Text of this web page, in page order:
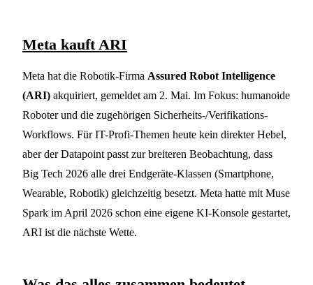
Meta kauft ARI
Meta hat die Robotik-Firma Assured Robot Intelligence
(ARI) akquiriert, gemeldet am 2. Mai. Im Fokus: humanoide
Roboter und die zugehörigen Sicherheits-/Verifikations-
Workflows. Für IT-Profi-Themen heute kein direkter Hebel,
aber der Datapoint passt zur breiteren Beobachtung, dass
Big Tech 2026 alle drei Endgeräte-Klassen (Smartphone,
Wearable, Robotik) gleichzeitig besetzt. Meta hatte mit Muse
Spark im April 2026 schon eine eigene KI-Konsole gestartet,
ARI ist die nächste Wette.